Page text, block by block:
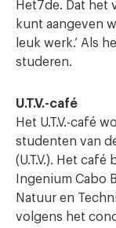
Het7de. Dat het
kunt aangeven
leuk werk.’ Als
studeren.
U.T.V.-café
Het U.T.V.-café
studenten van
(U.T.V.). Het
Ingenium Cabo
Natuur en
volgens het